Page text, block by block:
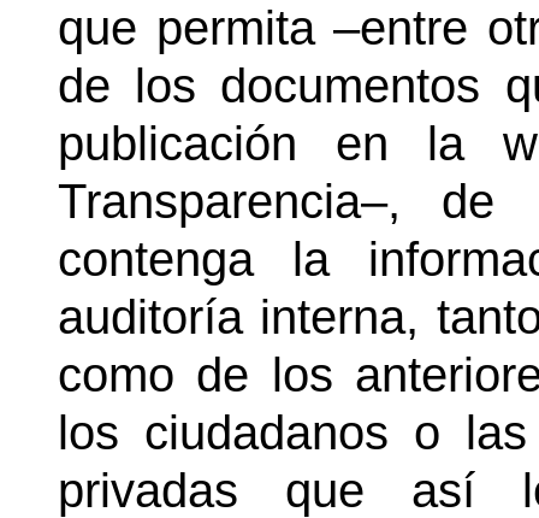
que permita ‒entre
de los documentos
publicación en la
Transparencia‒,
contenga la
auditoría interna,
como de los
los ciudadanos o
privadas que así